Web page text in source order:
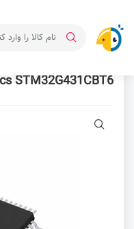
STM32G431CBT6